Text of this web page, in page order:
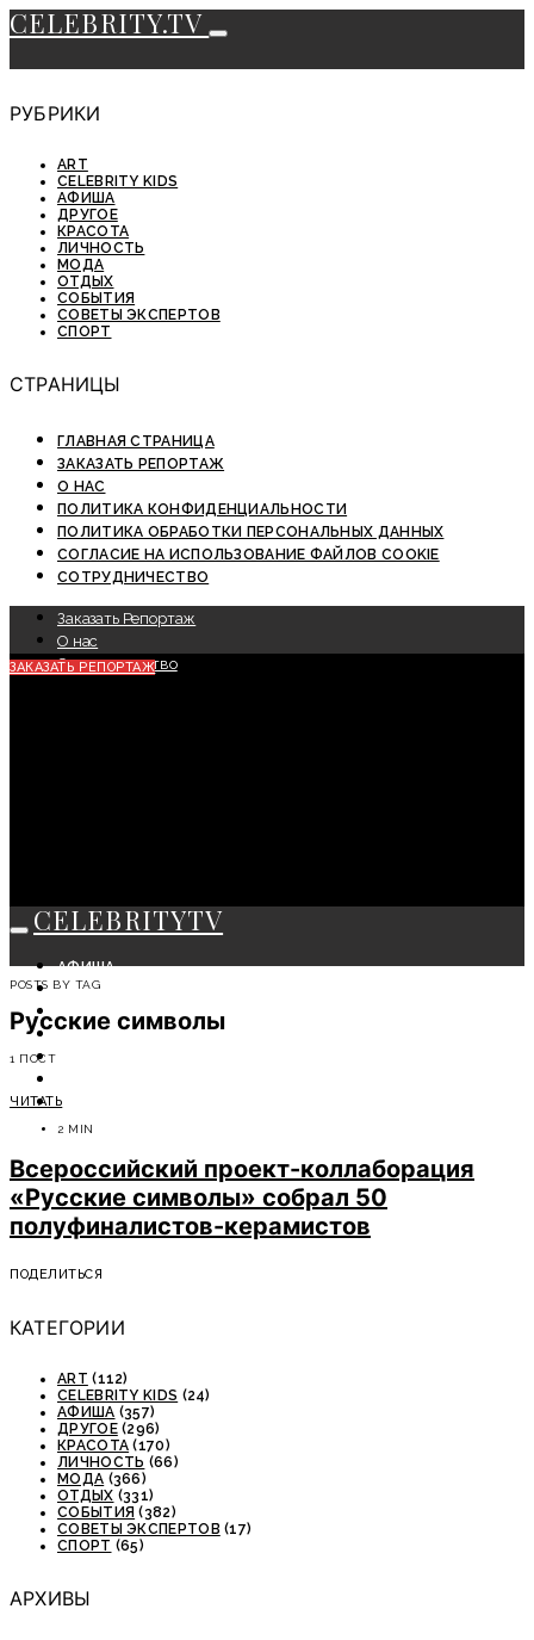
CELEBRITY.TV
РУБРИКИ
ART
CELEBRITY KIDS
АФИША
ДРУГОЕ
КРАСОТА
ЛИЧНОСТЬ
МОДА
ОТДЫХ
СОБЫТИЯ
СОВЕТЫ ЭКСПЕРТОВ
СПОРТ
СТРАНИЦЫ
ГЛАВНАЯ СТРАНИЦА
ЗАКАЗАТЬ РЕПОРТАЖ
О НАС
ПОЛИТИКА КОНФИДЕНЦИАЛЬНОСТИ
ПОЛИТИКА ОБРАБОТКИ ПЕРСОНАЛЬНЫХ ДАННЫХ
СОГЛАСИЕ НА ИСПОЛЬЗОВАНИЕ ФАЙЛОВ COOKIE
СОТРУДНИЧЕСТВО
Заказать Репортаж
О нас
Сотрудничество
ЗАКАЗАТЬ РЕПОРТАЖ
CELEBRITYTV
АФИША
СОБЫТИЯ
КРАСОТА
МОДА
СОВЕТЫ ЭКСПЕРТОВ
POSTS BY TAG
Русские символы
1 ПОСТ
ЧИТАТЬ
2 MIN
Всероссийский проект-коллаборация
«Русские символы» собрал 50
полуфиналистов-керамистов
ПОДЕЛИТЬСЯ
КАТЕГОРИИ
ART (112)
CELEBRITY KIDS (24)
АФИША (357)
ДРУГОЕ(296)
КРАСОТА (170)
ЛИЧНОСТЬ (66)
МОДА (366)
ОТДЫХ (331)
СОБЫТИЯ (382)
СОВЕТЫ ЭКСПЕРТОВ (17)
СПОРТ (65)
АРХИВЫ